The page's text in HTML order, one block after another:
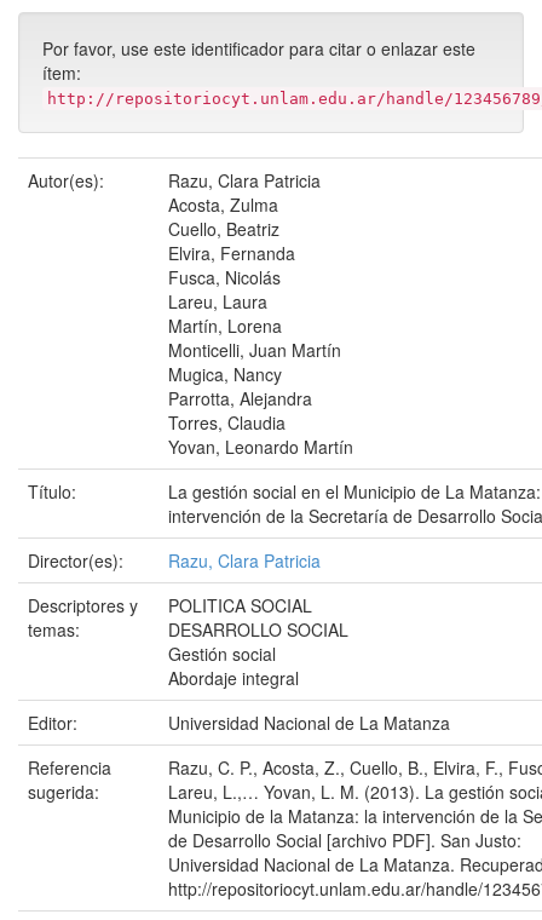
Por favor, use este identificador para citar o enlazar este
ítem:
http://repositoriocyt.unlam.edu.ar/handle/
Autor(es):
Razu, Clara Patricia
Acosta, Zulma
Cuello, Beatriz
Elvira, Fernanda
Fusca, Nicolás
Lareu, Laura
Martín, Lorena
Monticelli, Juan Martín
Mugica, Nancy
Parrotta, Alejandra
Torres, Claudia
Yovan, Leonardo Martín
Título:
La gestión social en el Municipio de La
intervención de la Secretaría de Desarrollo
Director(es):
Razu, Clara Patricia
Descriptores y
temas:
POLITICA SOCIAL
DESARROLLO SOCIAL
Gestión social
Abordaje integral
Editor:
Universidad Nacional de La Matanza
Referencia
sugerida:
Razu, C. P., Acosta, Z., Cuello, B., Elvira, F.,
Lareu, L.,… Yovan, L. M. (2013). La gestión
Municipio de la Matanza: la intervención de la
de Desarrollo Social [archivo PDF]. San Justo:
Universidad Nacional de La Matanza.
http://repositoriocyt.unlam.edu.ar/handle/